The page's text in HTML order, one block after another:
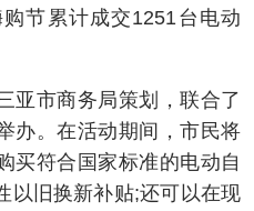
儿
节累计成交1251台电动
市商务局策划，联合了
办。在活动期间，市民将
买符合国家标准的电动自
以旧换新补贴;还可以在现